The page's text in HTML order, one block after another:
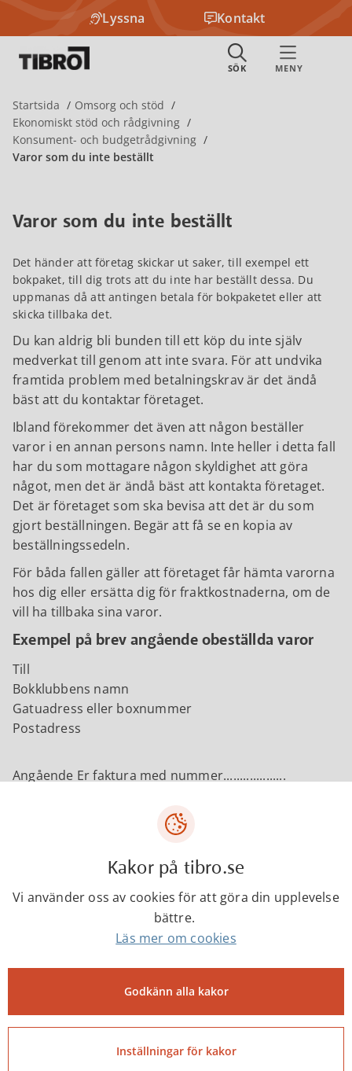
Lyssna Kontakt
Startsida
Omsorg och stöd
Ekonomiskt stöd och rådgivning
Konsument- och budgetrådgivning
Varor som du inte beställt
Varor som du inte beställt
Det händer att företag skickar ut saker, till exempel ett
bokpaket, till dig trots att du inte har beställt dessa. Du
uppmanas då att antingen betala för bokpaketet eller att
skicka tillbaka det.
Du kan aldrig bli bunden till ett köp du inte själv
medverkat till genom att inte svara. För att undvika
framtida problem med betalningskrav är det ändå
bäst att du kontaktar företaget.
Ibland förekommer det även att någon beställer
varor i en annan persons namn. Inte heller i detta fall
har du som mottagare någon skyldighet att göra
något, men det är ändå bäst att kontakta företaget.
Det är företaget som ska bevisa att det är du som
gjort beställningen. Begär att få se en kopia av
beställningssedeln.
För båda fallen gäller att företaget får hämta varorna
hos dig eller ersätta dig för fraktkostnaderna, om de
vill ha tillbaka sina varor.
Exempel på brev angående obeställda varor
Till
Bokklubbens namn
Gatuadress eller boxnummer
Postadress
Angående Er faktura med nummer...................
står fast vid ert krav på betalning vill jag att ni skickar
mig en kopia av den beställning jag påstås ha gjort.
boken på enklast sätt kan skickas tillbaka till er.
Med vänlig hälsning
Senast ändrad:
Kakor på tibro.se
Vi använder oss av cookies för att göra din upplevelse
bättre.
Läs mer om cookies
Godkänn alla kakor
Inställningar för kakor